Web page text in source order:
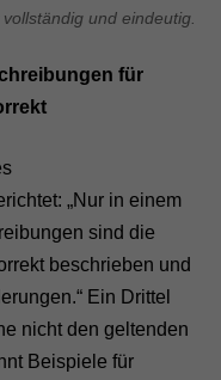
und eindeutig.
für
„Nur in einem
sind die
beschrieben und
Ein Drittel
nicht den geltenden
Beispiele für